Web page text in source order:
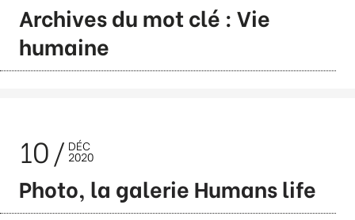
Archives du mot clé : Vie
humaine
10 DÉC
2020
Photo, la galerie Humans life